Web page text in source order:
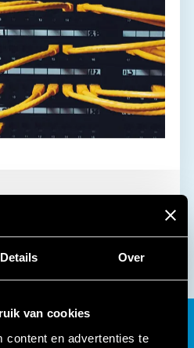
Details Over
van cookies
content en advertenties te